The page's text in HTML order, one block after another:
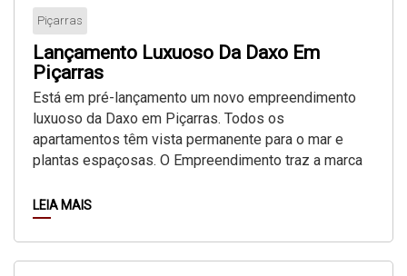
Piçarras
Lançamento Luxuoso Da Daxo Em
Piçarras
Está em pré-lançamento um novo empreendimento
luxuoso da Daxo em Piçarras. Todos os
apartamentos têm vista permanente para o mar e
plantas espaçosas. O Empreendimento traz a marca
LEIA MAIS